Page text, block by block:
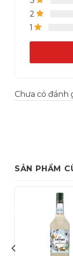
– Kết hợp tinh
– Thêm
Đá xay
– Đem lại sự
thức
2
1
Chưa có đánh
SẢN PHẨM